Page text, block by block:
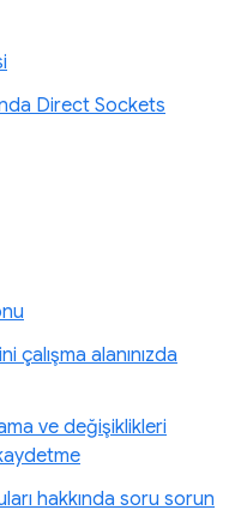
Direct Sockets
çalışma alanınızda
ve değişiklikleri
hakkında soru sorun